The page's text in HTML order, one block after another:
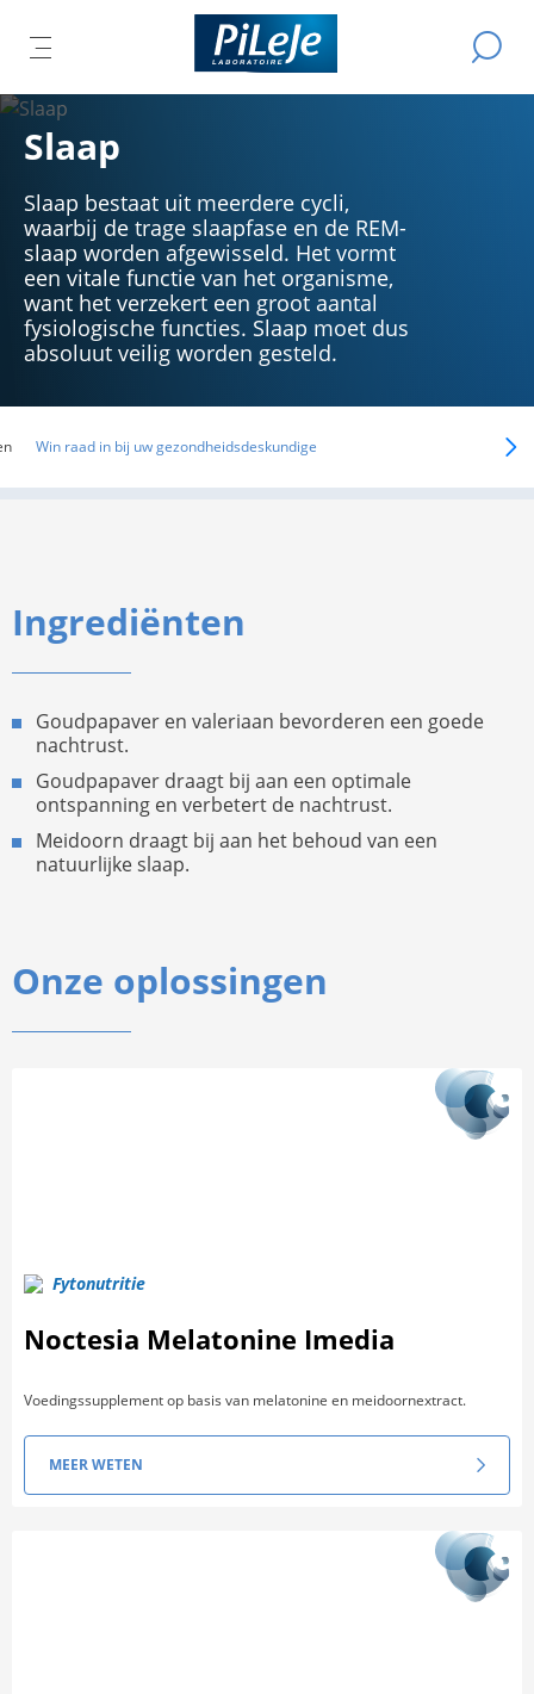
HET
HOOFDMENU
OPENEN
Alle
producten
Een
Slaap
Slaap bestaat uit meerdere cycli,
waarbij de trage slaapfase en de REM-
slaap worden afgewisseld. Het vormt
een vitale functie van het organisme,
want het verzekert een groot aantal
fysiologische functies. Slaap moet dus
absoluut veilig worden gesteld.
Win raad in bij uw gezondheidsdeskundige
Ingrediënten
Goudpapaver en valeriaan bevorderen een goede
nachtrust.
Goudpapaver draagt bij aan een optimale
ontspanning en verbetert de nachtrust.
Meidoorn draagt bij aan het behoud van een
natuurlijke slaap.
Onze oplossingen
Fytonutritie
Noctesia Melatonine Imedia
Voedingssupplement op basis van melatonine en meidoornextract.
MEER WETEN